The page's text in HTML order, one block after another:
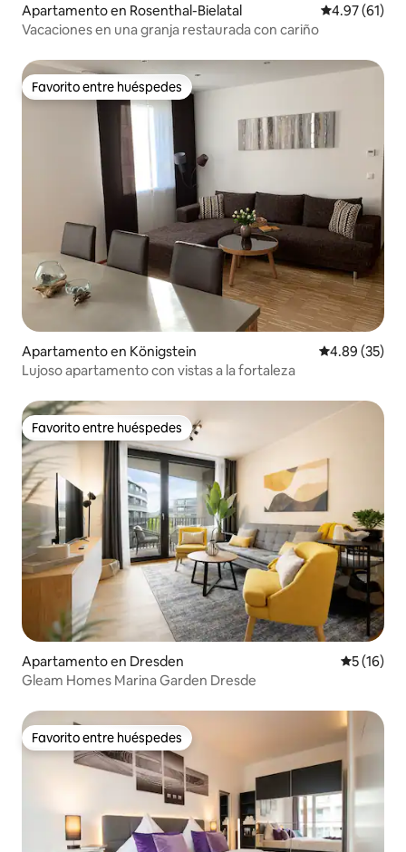
Apartamento en Rosenthal-Bielatal Calificación
4.97 (61)
Vacaciones en una granja restaurada con cariño
Favorito entre huéspedes
Favorito entre huéspedes
Apartamento en Königstein Calificación
4.89 (35)
Lujoso apartamento con vistas a la fortaleza
Favorito entre huéspedes
Favorito entre huéspedes
Apartamento en Dresden
5 (16)
Gleam Homes Marina Garden Dresde
Favorito entre huéspedes
Favorito entre huéspedes